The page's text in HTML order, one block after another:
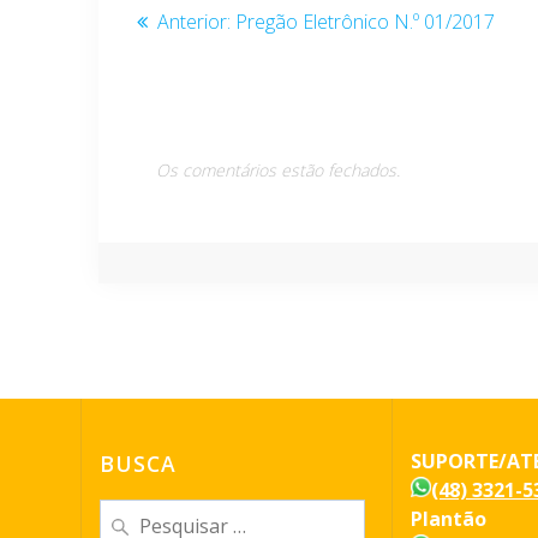
Anterior: Post
Pregão Eletrônico N.º 01/2017
Os comentários estão fechados.
BUSCA
Pesquisar
SUPORTE/
(48) 3321-
Plantão